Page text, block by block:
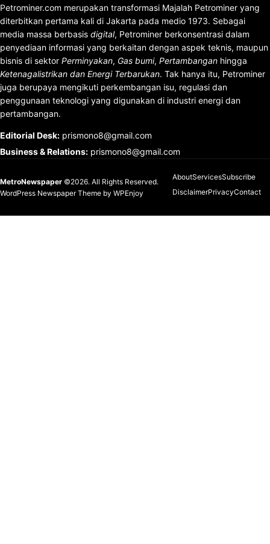
Petrominer.com merupakan transformasi Majalah Petrominer yang
diterbitkan pertama kali di Jakarta pada medio 1973. Sebagai
media massa berbasis digital, Petrominer berkonsentrasi dalam
penyediaan informasi yang berkaitan dengan aspek teknis, maupun
bisnis di sektor Perminyakan, Gas bumi, Pertambangan hingga
Ketenagalistrikan dan Energi Terbarukan. Tak hanya itu, Petrominer
juga berupaya mengikuti perkembangan isu, regulasi dan
penggunaan teknologi yang digunakan di industri energi dan
pertambangan.
Editorial Desk: prismono8@gmail.com
Business & Relations: prismono8@gmail.com
MetroNewspaper ©2026. All Rights Reserved.
WordPress Newspaper Theme by WPEnjoy
AboutServicesSubscribe
DisclaimerPrivacyContact